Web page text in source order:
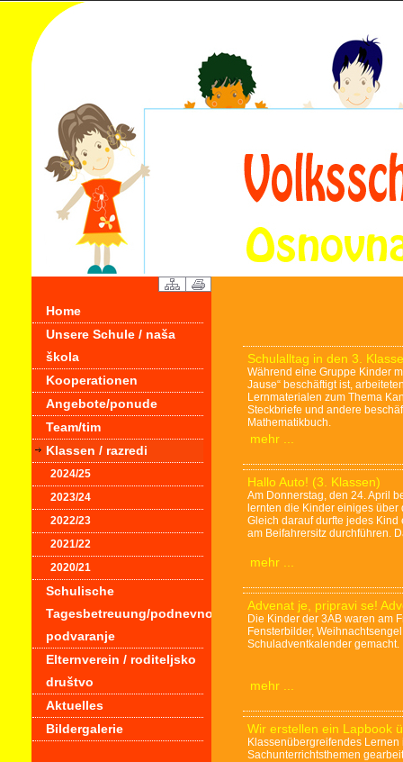
Home
Unsere Schule / naša
škola
Kooperationen
Angebote/ponude
Team/tim
Klassen / razredi
2024/25
2023/24
2022/23
2021/22
2020/21
Schulische
Tagesbetreuung/podnevno
podvaranje
Elternverein / roditeljsko
društvo
Aktuelles
Bildergalerie
Schulalltag in den 3.
Während eine Gruppe Kinder
Jause“ beschäftigt ist,
Lernmaterialen zum Thema
Steckbriefe und andere
Mathematikbuch.
mehr ...
Hallo Auto! (3. Klassen)
Am Donnerstag, den 24. April
lernten die Kinder einiges
Gleich darauf durfte jedes
am Beifahrersitz durchführen.
mehr ...
Advenat je, pripravi se!
Die Kinder der 3AB waren am
Fensterbilder,
Schuladventkalender gemacht.
mehr ...
Wir erstellen ein Lapbook
Klassenübergreifendes
Sachunterrichtsthemen